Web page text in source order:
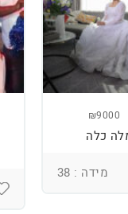
₪9000
כלה
מידה : 38